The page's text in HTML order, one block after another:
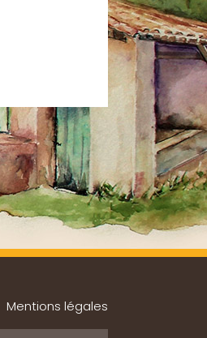
Mentions légales